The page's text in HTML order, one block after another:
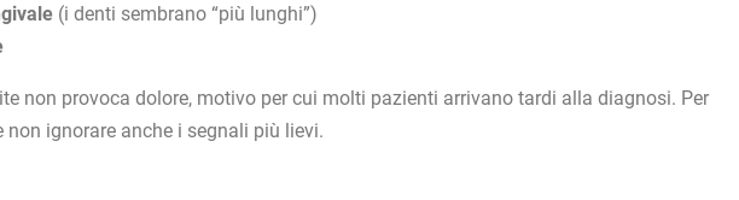
(i denti sembrano “più lunghi”)
non provoca dolore, motivo per cui molti pazienti arrivano tardi alla diagnosi. Per
ignorare anche i segnali più lievi.